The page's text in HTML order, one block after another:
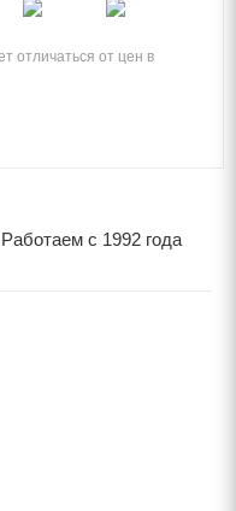
отличаться от цен в
Работаем с 1992 года